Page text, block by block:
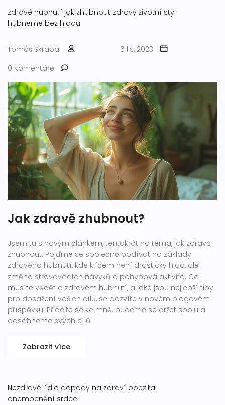
zdravé hubnutí jak zhubnout zdravý životní styl
hubneme bez hladu
Tomáš Škrabal
6 lis, 2023
0 Komentáře
Jak zdravě zhubnout?
Jsem tu s novým článkem, tentokrát na téma, jak zdravě
zhubnout. Pojďme se společně podívat na základy
zdravého hubnutí, kde klíčem není drastický hlad, ale
změna stravovacích návyků a pohybová aktivita. Co
musíte vědět o zdravém hubnutí, a jaké jsou nejlepší tipy
pro dosažení vašich cílů, se dozvíte v novém blogovém
příspěvku. Přidejte se ke mně, budeme se držet spolu a
dosáhneme svých cílů!
Zobrazit více
Nezdravé jídlo dopady na zdraví obezita
onemocnění srdce